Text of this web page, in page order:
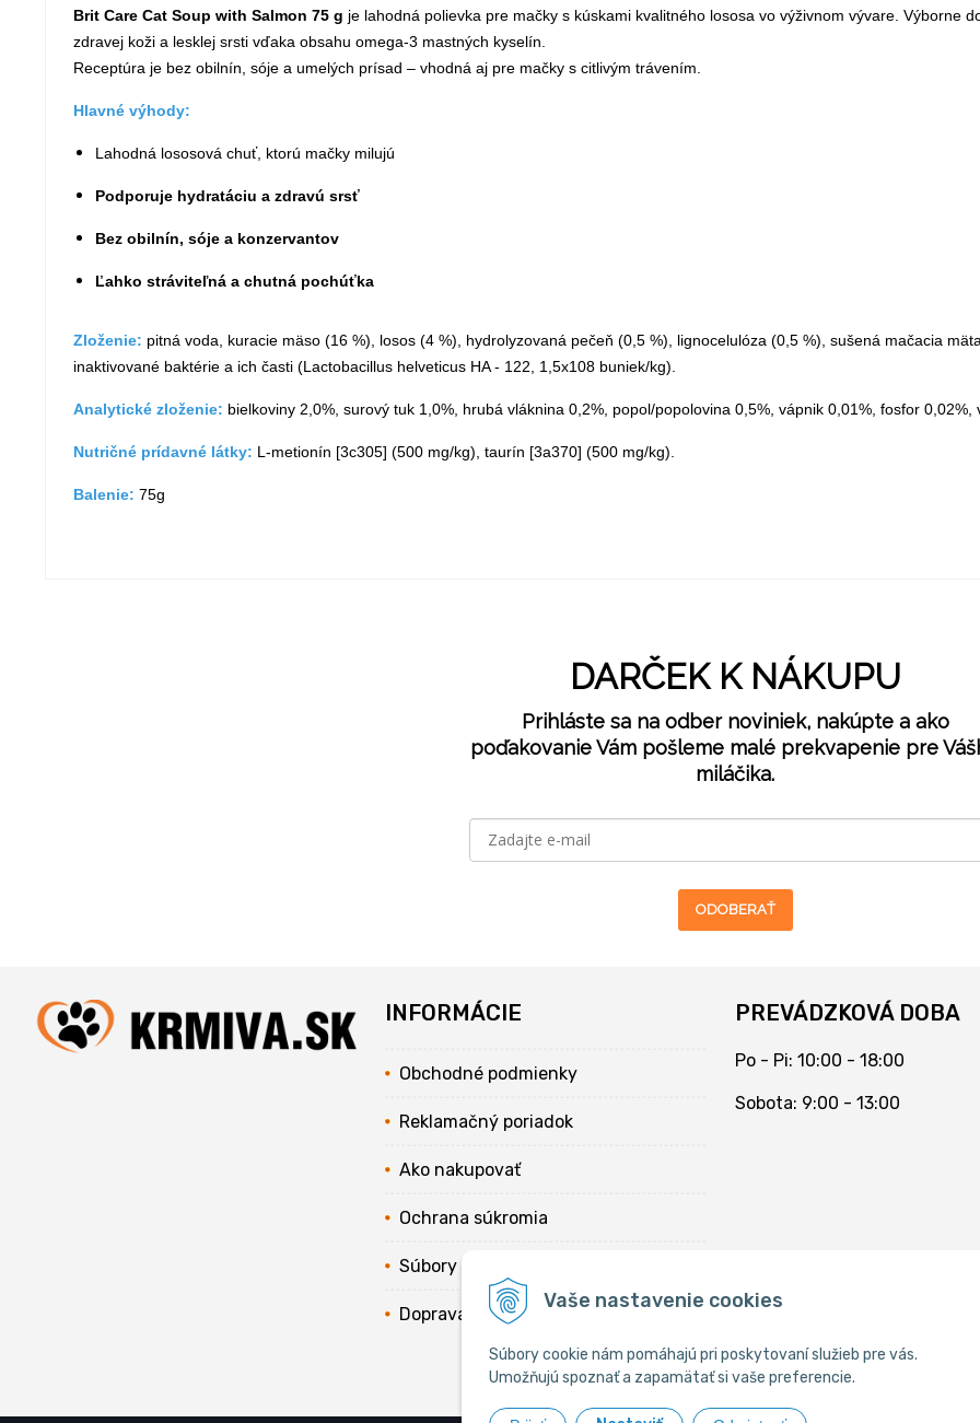
Vaše nastavenie cookies
Súbory cookie nám pomáhajú pri poskytovaní služieb pre vás.
Umožňujú spoznať a zapamätať si vaše preferencie.
Brit Care Cat Soup with Salmon 75 g je lahodná polievka pre mačky s kúskami kvalitného lososa vo výživnom vývare. Výborne
zdravej koži a lesklej srsti vďaka obsahu omega-3 mastných kyselín.
Receptúra je bez obilnín, sóje a umelých prísad – vhodná aj pre mačky s citlivým trávením.
Hlavné výhody:
Lahodná lososová chuť, ktorú mačky milujú
Podporuje hydratáciu a zdravú srsť
Bez obilnín, sóje a konzervantov
Ľahko stráviteľná a chutná pochúťka
Zloženie: pitná voda, kuracie mäso (16 %), losos (4 %), hydrolyzovaná pečeň (0,5 %), lignocelulóza (0,5 %), sušená mačacia
inaktivované baktérie a ich časti (Lactobacillus helveticus HA - 122, 1,5x108 buniek/kg).
Analytické zloženie: bielkoviny 2,0%, surový tuk 1,0%, hrubá vláknina 0,2%, popol/popolovina 0,5%, vápnik 0,01%, fosfor
Nutričné prídavné látky: L-metionín [3c305] (500 mg/kg), taurín [3a370] (500 mg/kg).
Balenie: 75g
DARČEK K NÁKUPU
Prihláste sa na odber noviniek, nakúpte a ako
poďakovanie Vám pošleme malé prekvapenie pre
miláčika.
ODOBERAŤ
INFORMÁCIE
Obchodné podmienky
Reklamačný poriadok
Ako nakupovať
Ochrana súkromia
Súbory cookies
Doprava
PREVÁDZKOVÁ DOBA
Po - Pi: 10:00 - 18:00
Sobota: 9:00 - 13:00